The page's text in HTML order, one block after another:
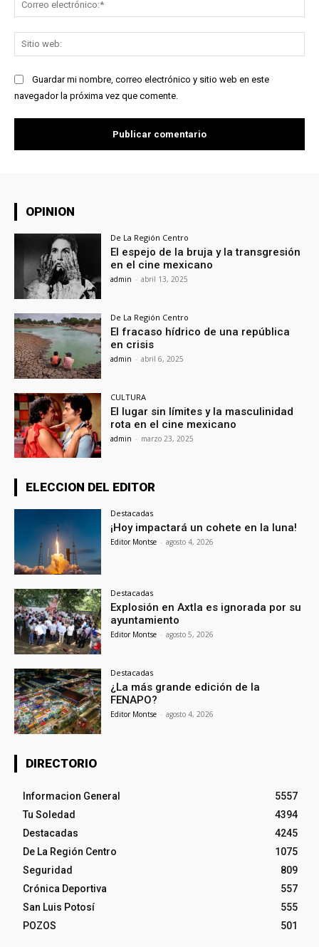
Guardar mi nombre, correo electrónico y sitio web en este
navegador la próxima vez que comente.
OPINION
De La Región Centro
El espejo de la bruja y la transgresión
en el cine mexicano
admin - abril 13, 2025
De La Región Centro
El fracaso hídrico de una república
en crisis
admin - abril 6, 2025
CULTURA
El lugar sin límites y la masculinidad
rota en el cine mexicano
admin - marzo 23, 2025
ELECCION DEL EDITOR
Destacadas
¡Hoy impactará un cohete en la luna!
Editor Montse - agosto 4, 2026
Destacadas
Explosión en Axtla es ignorada por su
ayuntamiento
Editor Montse - agosto 5, 2026
Destacadas
¿La más grande edición de la
FENAPO?
Editor Montse - agosto 4, 2026
DIRECTORIO
Informacion General
5557
Tu Soledad
4394
Destacadas
4245
De La Región Centro
1075
Seguridad
809
Crónica Deportiva
557
San Luis Potosí
555
POZOS
501